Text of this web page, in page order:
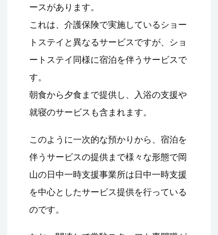
ースがあります。
これは、介護保険で実施しているショー
トステイと異なるサービスですが、ショ
ートステイ同様に宿泊を伴うサービスで
す。
朝食から夕食まで提供し、入浴の支援や
就寝のサービスも含まれます。
このように一次的な預かりから、宿泊を
伴うサービスの提供まで様々な形態で岡
山の日中一時支援事業所は日中一時支援
を中心としたサービス提供を行っている
のです。